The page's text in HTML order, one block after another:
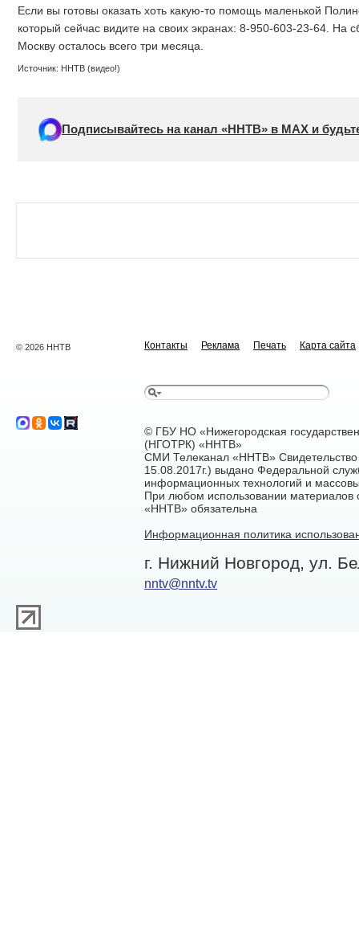
Если вы готовы оказать хоть какую-то помощь маленькой
который сейчас видите на своих экранах: 8-950-603-23-64. На
Москву осталось всего три месяца.
Источник: ННТВ (видео!)
Подписывайтесь на канал «ННТВ» в МАХ и
© 2026 ННТВ Контакты Реклама Печать Карта сайта
© ГБУ НО «Нижегородская
(НГОТРК) «ННТВ»
СМИ Телеканал «ННТВ»
15.08.2017г.) выдано Федеральной
информационных технологий и
При любом использовании материалов
«ННТВ» обязательна
Информационная политика
г. Нижний Новгород, ул.
nntv@nntv.tv